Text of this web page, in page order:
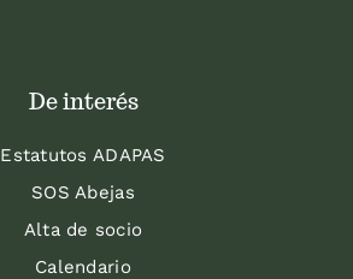
De interés
Estatutos ADAPAS
SOS Abejas
Alta de socio
Calendario